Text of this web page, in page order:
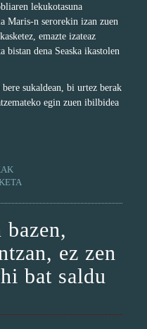
lekukotasuna
Maris-n serorekin izan zuen
emazte izateaz
bistan dena Seaska ikastolen
sukaldean, bi urtez berak
egin zuen ibilbidea
ez zen
bat saldu